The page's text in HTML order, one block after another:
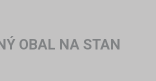
OBAL NA STAN